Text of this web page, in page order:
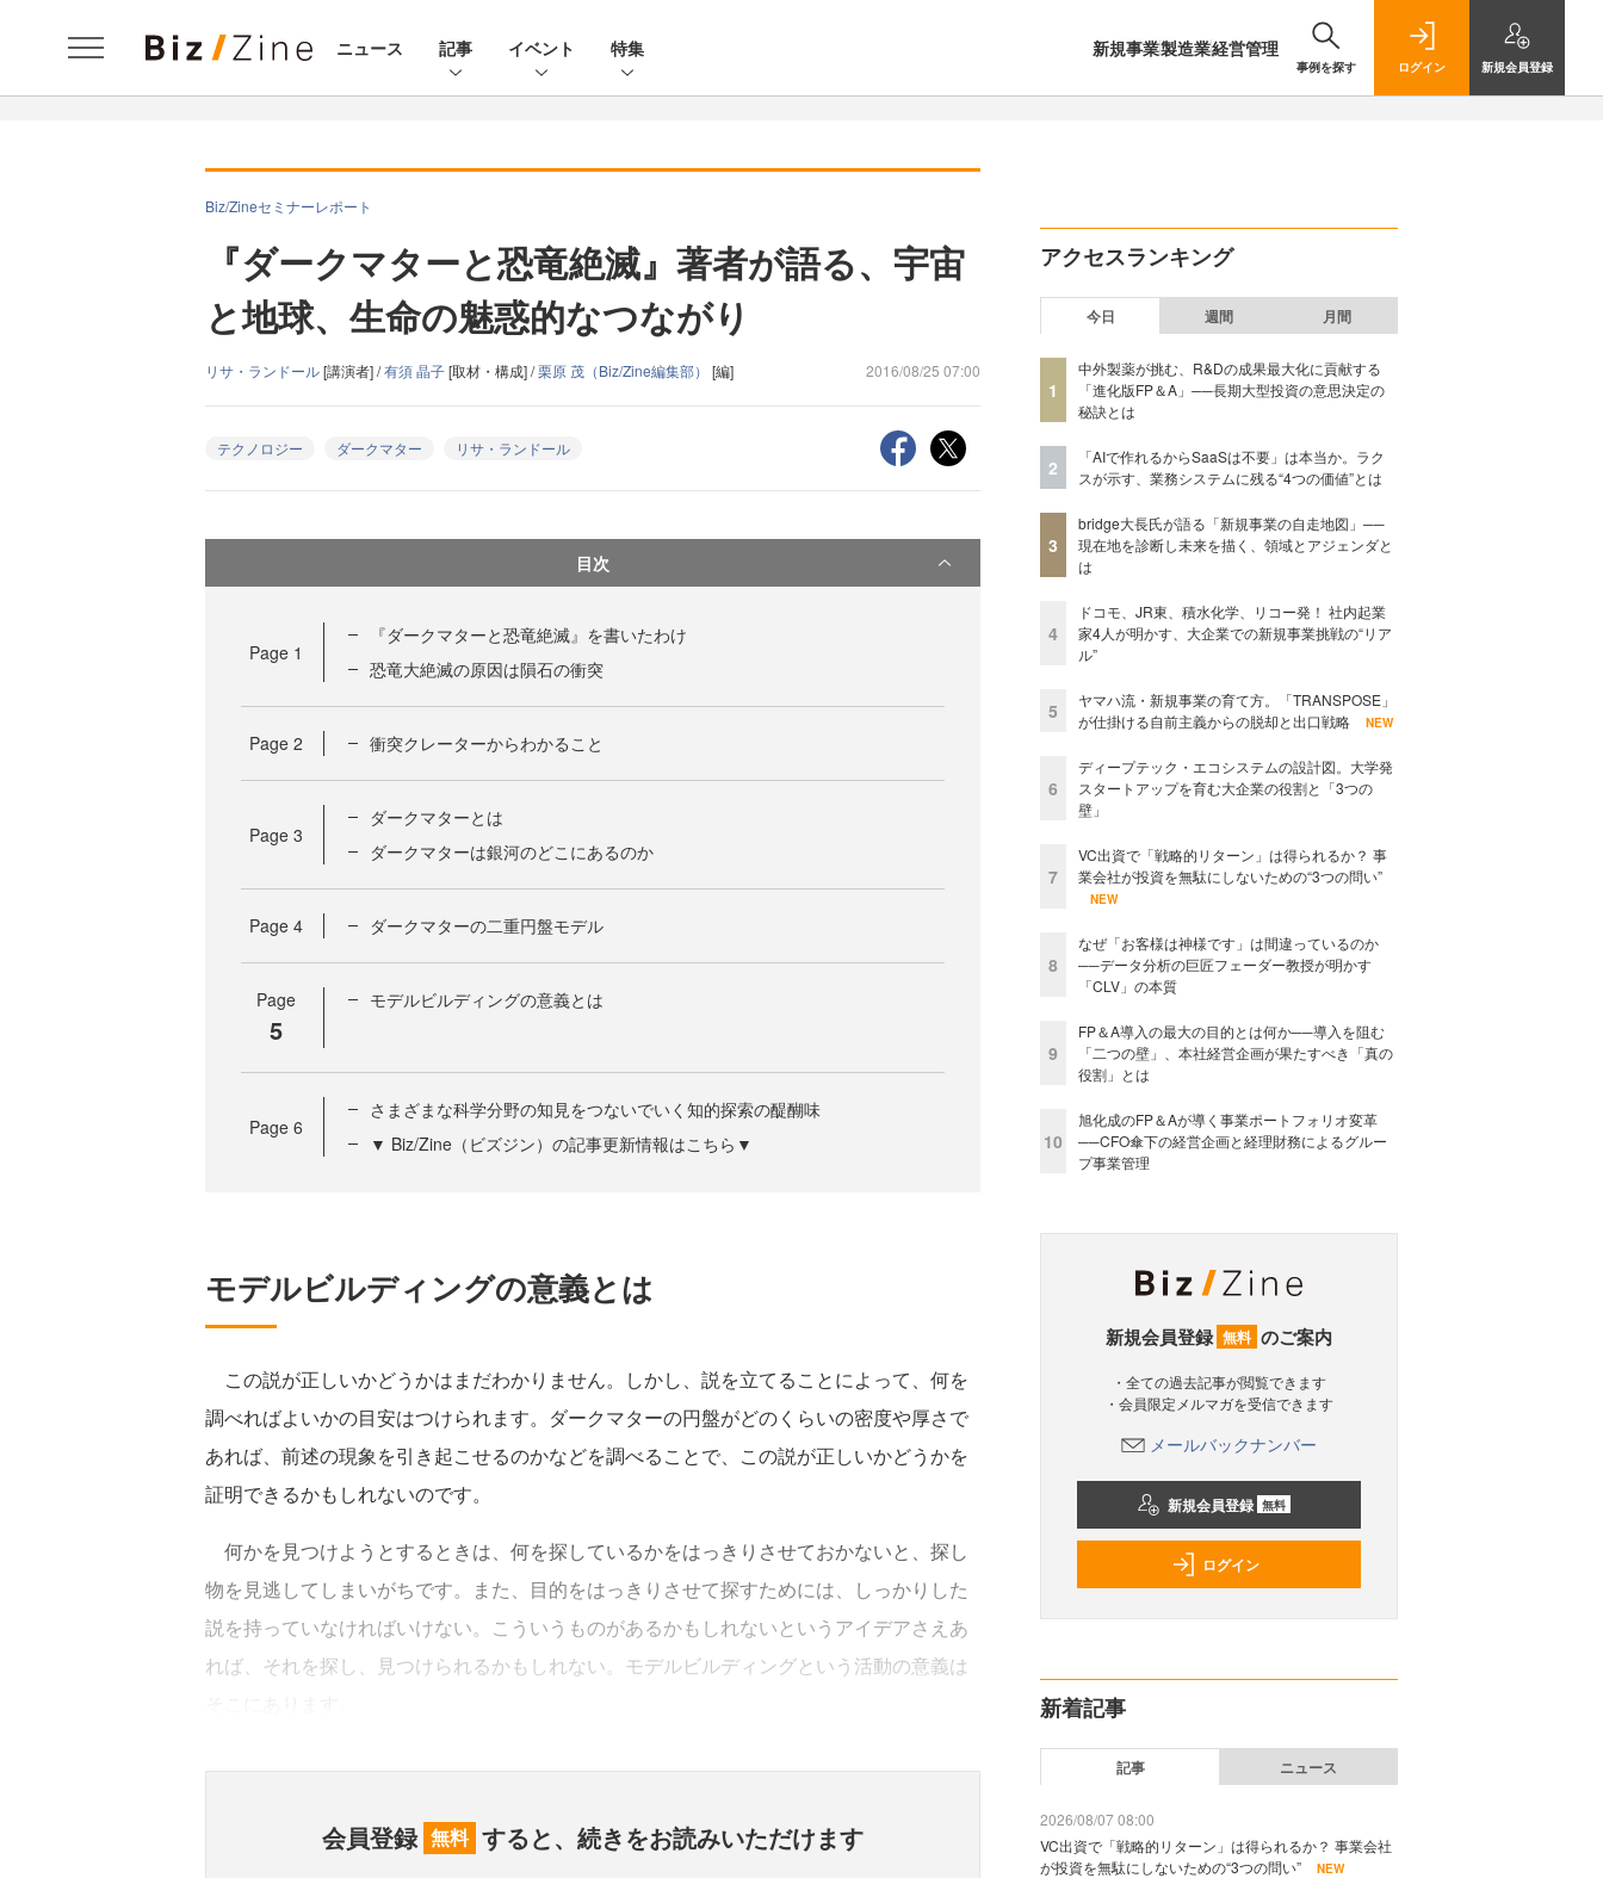
ニュース 記事 イベント 特集 新規事業製造業経営管理
事例を探す ログイン 新規会員登録
Biz/Zineセミナーレポート
『ダークマターと恐竜絶滅』著者が語る、宇宙
と地球、生命の魅惑的なつながり
リサ・ランドール[講演者] /有須 晶子[取材・構成] /栗原 茂（Biz/Zine編集部） [編] 2016/08/25 07:00
テクノロジー ダークマター リサ・ランドール
目次
Page 1
『ダークマターと恐竜絶滅』を書いたわけ
恐竜大絶滅の原因は隕石の衝突
Page 2 衝突クレーターからわかること
Page 3
ダークマターとは
ダークマターは銀河のどこにあるのか
Page 4 ダークマターの二重円盤モデル
Page
5
モデルビルディングの意義とは
Page 6
さまざまな科学分野の知見をつないでいく知的探索の醍醐味
▼ Biz/Zine（ビズジン）の記事更新情報はこちら▼
モデルビルディングの意義とは
この説が正しいかどうかはまだわかりません。しかし、説を立てることによって、何を
調べればよいかの目安はつけられます。ダークマターの円盤がどのくらいの密度や厚さで
あれば、前述の現象を引き起こせるのかなどを調べることで、この説が正しいかどうかを
証明できるかもしれないのです。
何かを見つけようとするときは、何を探しているかをはっきりさせておかないと、探し
物を見逃してしまいがちです。また、目的をはっきりさせて探すためには、しっかりした
説を持っていなければいけない。こういうものがあるかもしれないというアイデアさえあ
れば、それを探し、見つけられるかもしれない。モデルビルディングという活動の意義は
会員登録 無料 すると、続きをお読みいただけます
アクセスランキング
今日 週間 月間
1
中外製薬が挑む、R&Dの成果最大化に貢献する
「進化版FP＆A」──長期大型投資の意思決定の
秘訣とは
2
「AIで作れるからSaaSは不要」は本当か。ラク
スが示す、業務システムに残る“4つの価値”とは
3
bridge大長氏が語る「新規事業の自走地図」──
現在地を診断し未来を描く、領域とアジェンダと
は
4
ドコモ、JR東、積水化学、リコー発！ 社内起業
家4人が明かす、大企業での新規事業挑戦の“リア
ル”
5
ヤマハ流・新規事業の育て方。「TRANSPOSE」
が仕掛ける自前主義からの脱却と出口戦略
NEW
6
ディープテック・エコシステムの設計図。大学発
スタートアップを育む大企業の役割と「3つの
壁」
7
VC出資で「戦略的リターン」は得られるか？ 事
業会社が投資を無駄にしないための“3つの問い”
NEW
8
なぜ「お客様は神様です」は間違っているのか
──データ分析の巨匠フェーダー教授が明かす
「CLV」の本質
9
FP＆A導入の最大の目的とは何か──導入を阻む
「二つの壁」、本社経営企画が果たすべき「真の
役割」とは
10
旭化成のFP＆Aが導く事業ポートフォリオ変革
──CFO傘下の経営企画と経理財務によるグルー
プ事業管理
新規会員登録 無料 のご案内
・全ての過去記事が閲覧できます
・会員限定メルマガを受信できます
メールバックナンバー
新規会員登録 無料
ログイン
新着記事
記事 ニュース
2026/08/07 08:00
VC出資で「戦略的リターン」は得られるか？ 事業会社
が投資を無駄にしないための“3つの問い”
NEW